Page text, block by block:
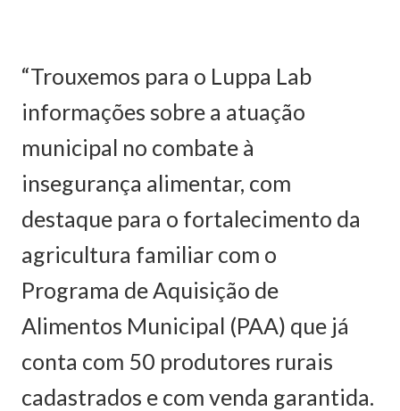
“Trouxemos para o Luppa Lab
informações sobre a atuação
municipal no combate à
insegurança alimentar, com
destaque para o fortalecimento da
agricultura familiar com o
Programa de Aquisição de
Alimentos Municipal (PAA) que já
conta com 50 produtores rurais
cadastrados e com venda garantida.